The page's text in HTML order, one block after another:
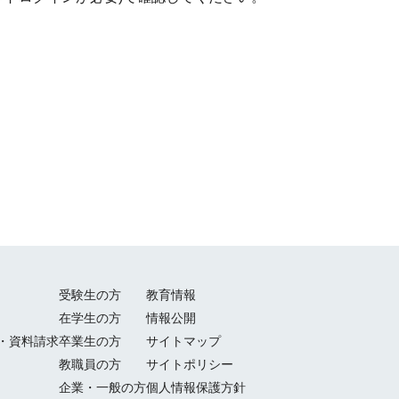
資料請求
受験生の方
在学生の方
卒業生の方
教職員の方
企業・一般の方
教育情報
情報公開
サイトマップ
サイトポリシー
個人情報保護方針